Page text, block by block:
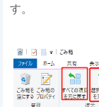
す。